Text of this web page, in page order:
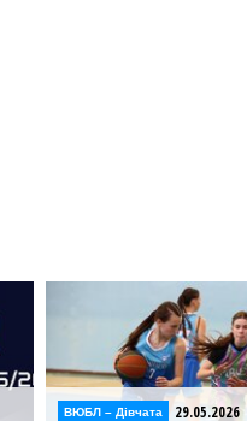
ВЮБЛ – Дiвчата 29.05.2026